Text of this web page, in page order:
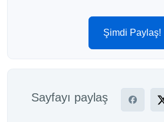
Şimdi Paylaş!
Sayfayı paylaş